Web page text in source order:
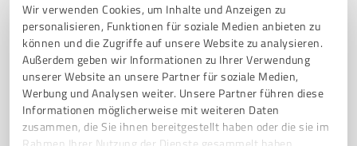
Wir verwenden Cookies, um Inhalte und Anzeigen zu
personalisieren, Funktionen für soziale Medien anbieten zu
können und die Zugriffe auf unsere Website zu analysieren.
Außerdem geben wir Informationen zu Ihrer Verwendung
unserer Website an unsere Partner für soziale Medien,
Werbung und Analysen weiter. Unsere Partner führen diese
Informationen möglicherweise mit weiteren Daten
zusammen, die Sie ihnen bereitgestellt haben oder die sie im
215Bewertungen
von 216 veröffentlicht (3 Quellen)